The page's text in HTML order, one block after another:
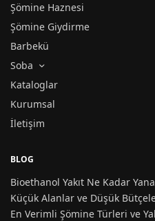
Şömine Haznesi
Şömine Giydirme
Barbekü
Soba
Kataloglar
Kurumsal
İletişim
BLOG
Bioethanol Yakıt Ne Kadar
Küçük Alanlar ve Düşük
En Verimli Şömine Türleri ve